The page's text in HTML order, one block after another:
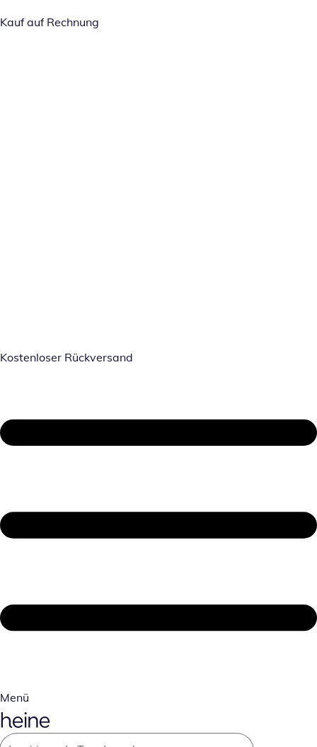
Kauf auf Rechnung
Kostenloser Rückversand
Menü